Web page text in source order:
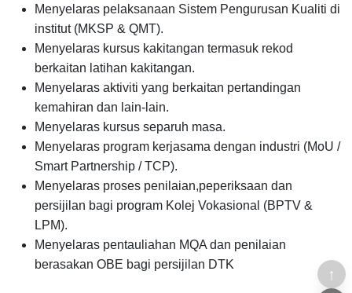
↑
Menyelaras pelaksanaan Sistem Pengurusan Kualiti di
institut (MKSP & QMT).
Menyelaras kursus kakitangan termasuk rekod
berkaitan latihan kakitangan.
Menyelaras aktiviti yang berkaitan pertandingan
kemahiran dan lain-lain.
Menyelaras kursus separuh masa.
Menyelaras program kerjasama dengan industri (MoU /
Smart Partnership / TCP).
Menyelaras proses penilaian,peperiksaan dan
persijilan bagi program Kolej Vokasional (BPTV &
LPM).
Menyelaras pentauliahan MQA dan penilaian
berasakan OBE bagi persijilan DTK